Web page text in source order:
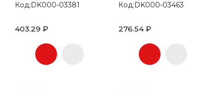
Код:DK000-03381
403.29 ₽
Код:DK000-03463
276.54 ₽